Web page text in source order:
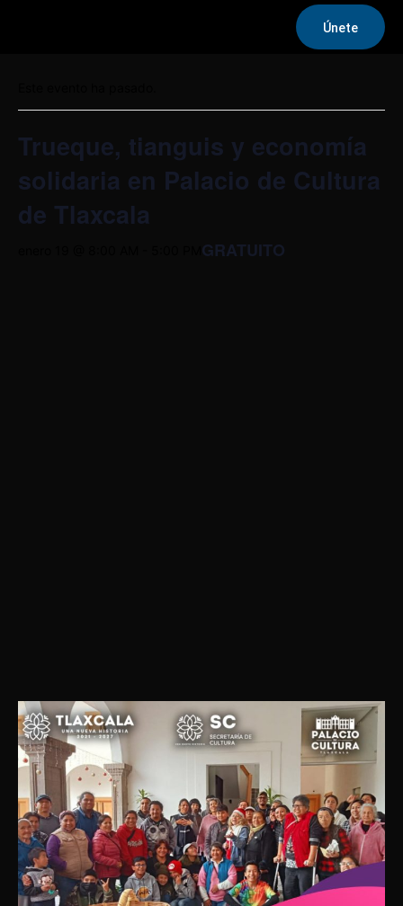
Únete
Trueque, tianguis y economía
solidaria en Palacio de Cultura
de Tlaxcala
GRATUITO